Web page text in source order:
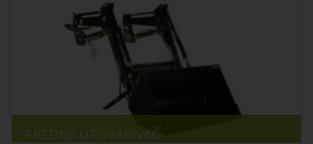
PREDNJI UTOVARIVAČ